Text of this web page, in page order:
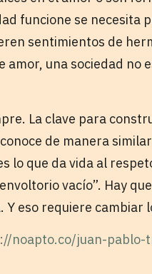
funcione se necesita
sentimientos de
amor, una sociedad no
La clave para
de manera
lo que da vida al
vacío”. Hay
Y eso requiere
noapto.co/juan-pablo-